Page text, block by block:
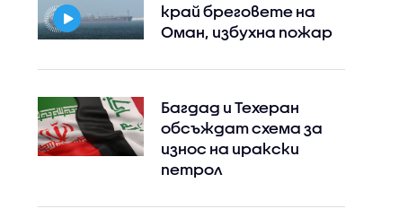
край бреговете на
Оман, избухна пожар
Багдад и Техеран
обсъждат схема за
износ на иракски
петрол